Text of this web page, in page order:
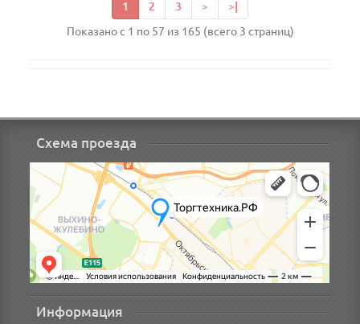
1 2 3 >
>|
Показано с 1 по 57 из 165 (всего 3 страниц)
Схема проезда
Информация